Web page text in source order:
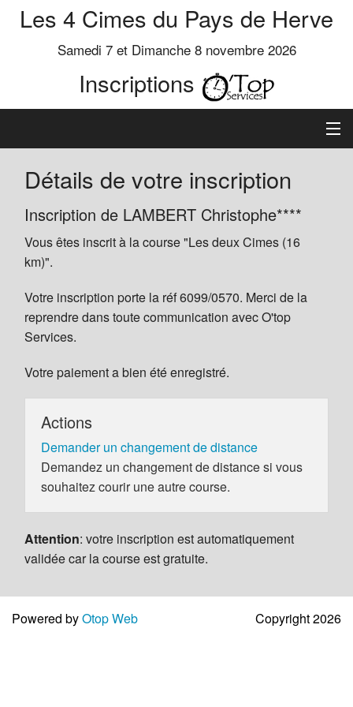
Les 4 Cimes du Pays de Herve
Samedi 7 et Dimanche 8 novembre 2026
Inscriptions
Inscription
Préinscrits
Informations
Détails de votre inscription
Inscription de LAMBERT Christophe****
Vous êtes inscrit à la course "Les deux Cimes (16
km)".
Votre inscription porte la réf 6099/0570. Merci de la
reprendre dans toute communication avec O'top
Services.
Votre paiement a bien été enregistré.
Actions
Demander un changement de distance
Demandez un changement de distance si vous
souhaitez courir une autre course.
Attention: votre inscription est automatiquement
validée car la course est gratuite.
Powered byOtop Web Copyright 2026